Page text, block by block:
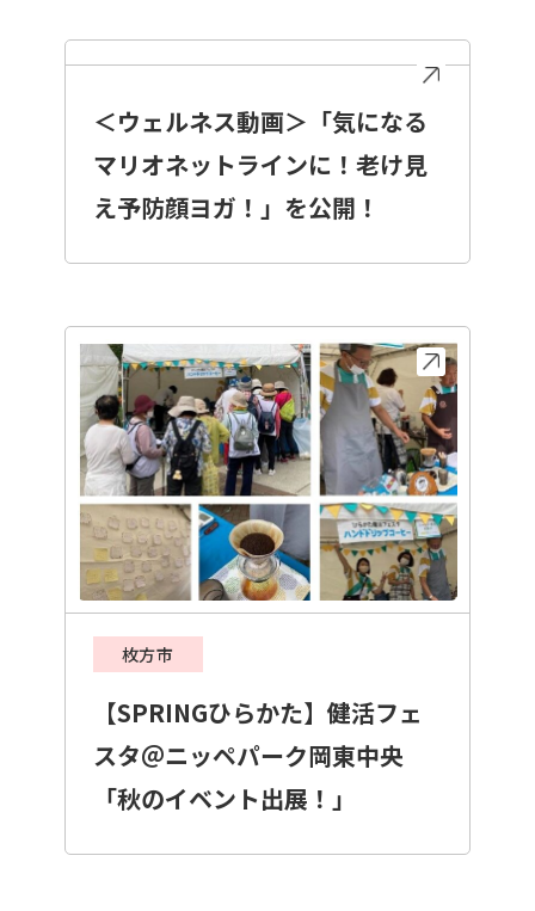
＜ウェルネス動画＞「気になる
マリオネットラインに！老け見
え予防顔ヨガ！」を公開！
枚方市
【SPRINGひらかた】健活フェ
スタ＠ニッペパーク岡東中央
「秋のイベント出展！」